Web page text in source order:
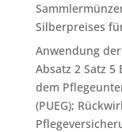
Silberpreises
Anwendung
Absatz 2 Satz 5
dem
(PUEG);